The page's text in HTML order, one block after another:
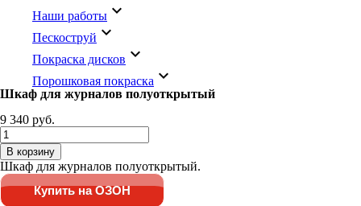
Наши работы keyboard_arrow_down
Пескоструй keyboard_arrow_down
Покраска дисков keyboard_arrow_down
Порошковая покраска keyboard_arrow_down
Шкаф для журналов полуоткрытый
9 340 руб.
В корзину
Шкаф для журналов полуоткрытый.
Купить на ОЗОН